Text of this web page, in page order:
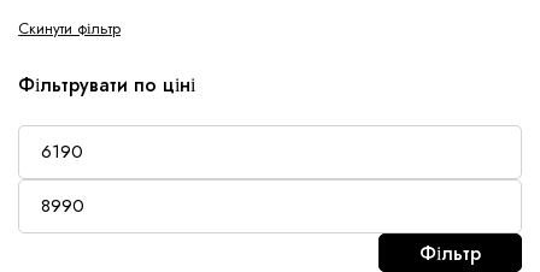
Скинути фільтр
Фільтрувати по ціні
Фільтр